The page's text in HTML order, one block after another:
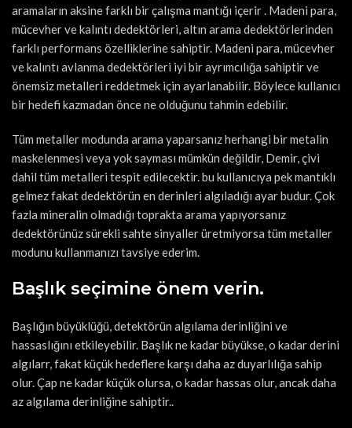
aramaların aksine farklı bir çalışma mantığı içerir . Madeni para,
mücevher ve kalıntı dedektörleri, altın arama dedektörlerinden
farklı performans özelliklerine sahiptir. Madeni para, mücevher
ve kalıntı avlanma dedektörleri iyi bir ayrımcılığa sahiptir ve
önemsiz metalleri reddetmek için ayarlanabilir. Böylece kullanıcı
bir hedefi kazmadan önce ne olduğunu tahmin edebilir.
Tüm metaller modunda arama yaparsanız herhangi bir metalin
maskelenmesi veya yok sayması mümkün değildir, Demir, çivi
dahil tüm metalleri tespit edilecektir. bu kullanıcıya pek mantıklı
gelmez fakat dedektörün en derinleri algıladığı ayar budur. Çok
fazla mineralin olmadığı toprakta arama yapıyorsanız
dedektörünüz sürekli sahte sinyaller üretmiyorsa tüm metaller
modunu kullanmanızı tavsiye ederim.
Başlık seçimine önem verin.
Başlığın büyüklüğü, detektörün algılama derinliğini ve
hassaslığını etkileyebilir. Başlık ne kadar büyükse, o kadar derini
algılarr, fakat küçük hedeflere karşı daha az duyarlılığa sahip
olur. Çap ne kadar küçük olursa, o kadar hassas olur, ancak daha
az algılama derinliğine sahiptir..